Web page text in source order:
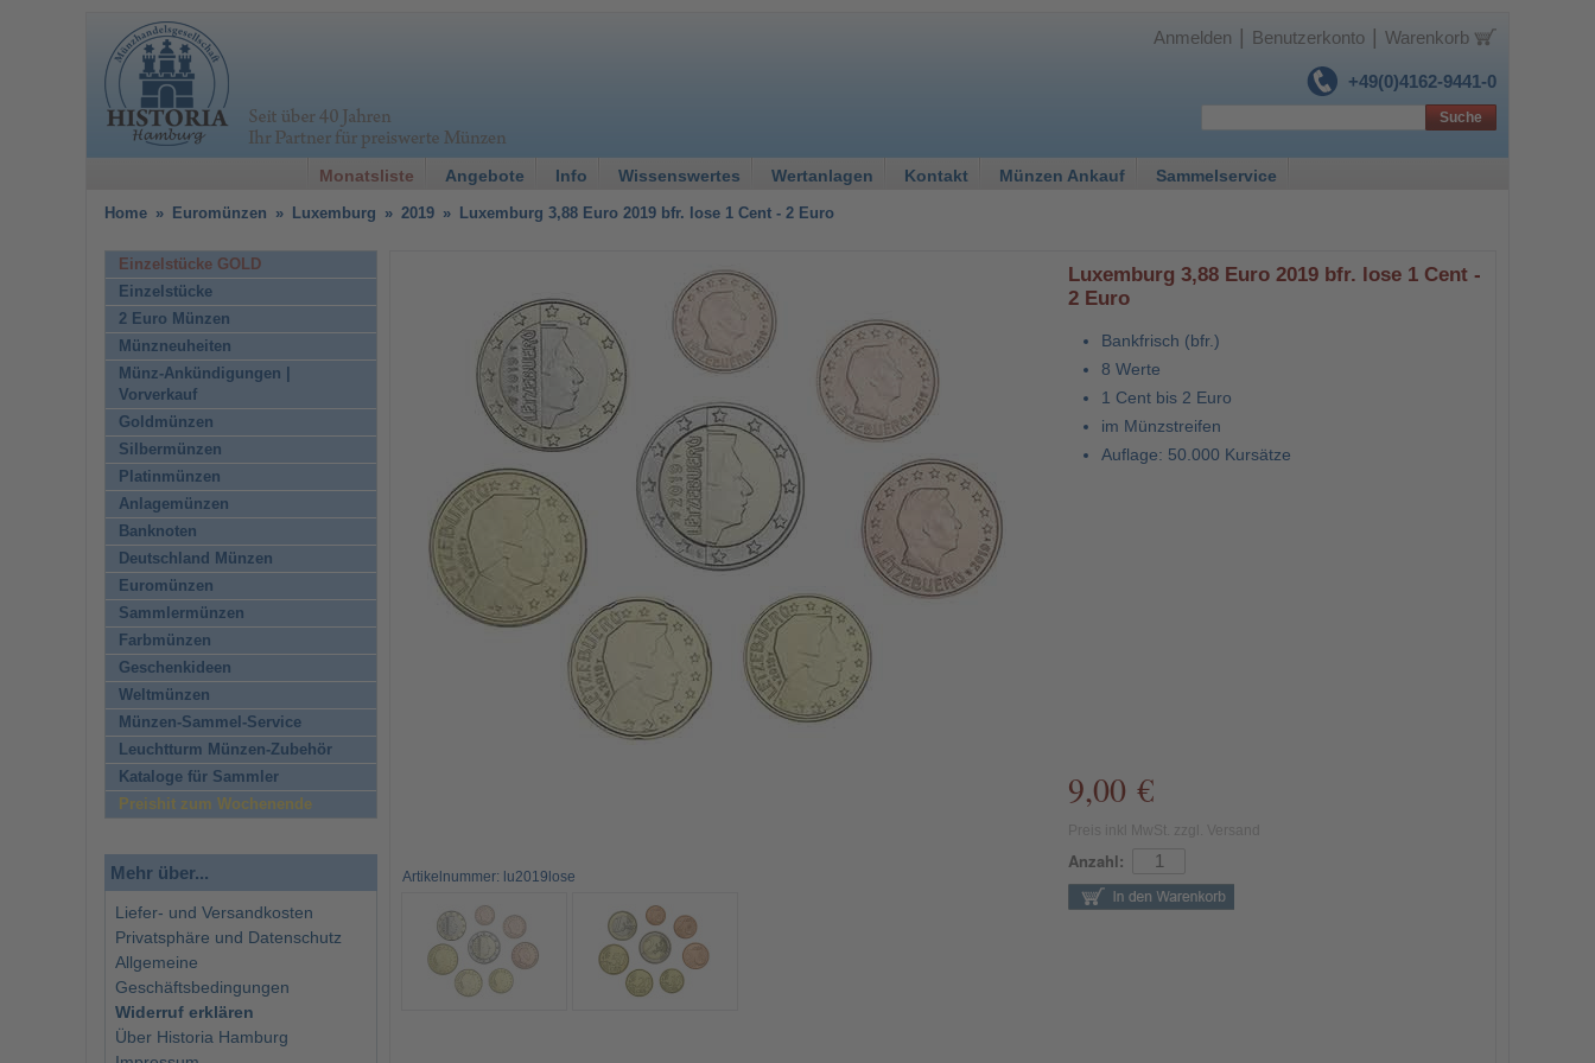
+49(0)4162-9441-0
Anmelden Benutzerkonto Warenkorb
Monatsliste Angebote Info Wissenswertes Wertanlagen Kontakt Münzen Ankauf Sammelservice
Suche
Home » Euromünzen » Luxemburg » 2019 » Luxemburg 3,88 Euro 2019 bfr. lose 1 Cent - 2 Euro
Artikelnummer: lu2019lose
Luxemburg 3,88 Euro 2019 bfr. lose 1 Cent -
2 Euro
Bankfrisch (bfr.)
8 Werte
1 Cent bis 2 Euro
im Münzstreifen
Auflage: 50.000 Kursätze
9,00 €
Anzahl:
Einzelstücke GOLD
Einzelstücke
2 Euro Münzen
Münzneuheiten
Münz-Ankündigungen |
Vorverkauf
Goldmünzen
Silbermünzen
Platinmünzen
Anlagemünzen
Banknoten
Deutschland Münzen
Euromünzen
Sammlermünzen
Farbmünzen
Geschenkideen
Weltmünzen
Münzen-Sammel-Service
Leuchtturm Münzen-Zubehör
Kataloge für Sammler
Preishit zum Wochenende
Mehr über...
Liefer- und Versandkosten
Privatsphäre und Datenschutz
Allgemeine
Geschäftsbedingungen
Widerruf erklären
Über Historia Hamburg